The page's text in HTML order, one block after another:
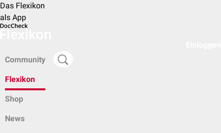
Das Flexikon
als App
Community
Flexikon
Shop
News